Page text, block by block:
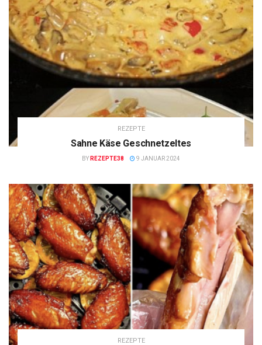
REZEPTE
Sahne Käse Geschnetzeltes
BY REZEPTE38 9 JANUAR 2024
REZEPTE